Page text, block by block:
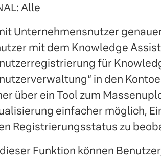
Alle
Unternehmensnutzer
mit dem Knowledge
für
in den
über ein Tool zum
einfacher möglich,
Registrierungsstatus zu
Funktion können